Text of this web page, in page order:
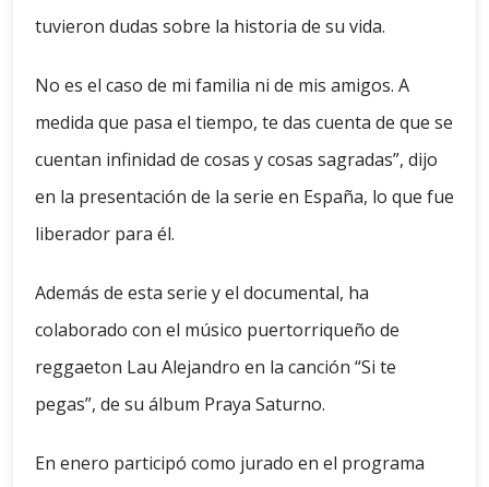
tuvieron dudas sobre la historia de su vida.
No es el caso de mi familia ni de mis amigos. A
medida que pasa el tiempo, te das cuenta de que se
cuentan infinidad de cosas y cosas sagradas”, dijo
en la presentación de la serie en España, lo que fue
liberador para él.
Además de esta serie y el documental, ha
colaborado con el músico puertorriqueño de
reggaeton Lau Alejandro en la canción “Si te
pegas”, de su álbum Praya Saturno.
En enero participó como jurado en el programa